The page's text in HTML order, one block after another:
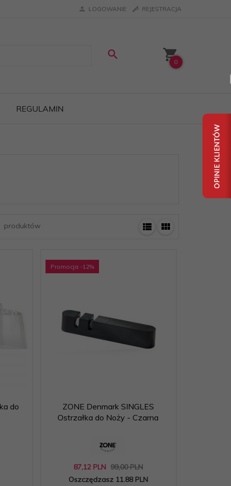
LOGOWANIE REJESTRACJA
0
REGULAMIN
produktów
do
Promocja -12%
ZONE Denmark SINGLES
Ostrzałka do Noży - Czarna
87,12 PLN 99,00 PLN
Oszczędzasz 11.88 PLN